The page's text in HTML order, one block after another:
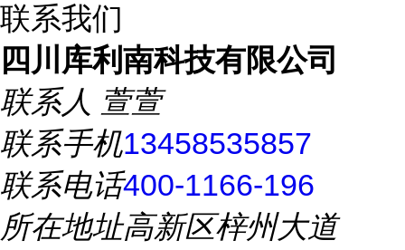
联系我们
四川库利南科技有限公司
联系人 萱萱
联系手机13458535857
联系电话400-1166-196
所在地址高新区梓州大道